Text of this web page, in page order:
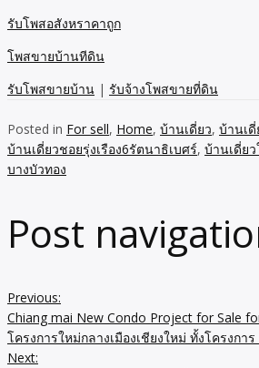
รับโพสอสังหราคาถูก
โพสขายบ้านทีดิน
รับโพสขายบ้าน | รับจ้างโพสขายที่ดิน
Posted in For sell, Home, บ้านเดี่ยว, บ้านเ
บ้านเดี่ยวชอยรุ่งเรือง6รัตนาธิเบศร์, บ้านเดี่ย
บางบัวทอง
Post
Previous:
Chiang mai New Condo Project for Sale
โครงการใหม่กลางเมืองเชียงใหม่ ทั้งโครงการ
Next: